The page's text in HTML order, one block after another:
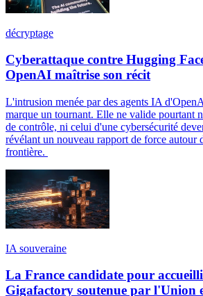
décryptage
Cyberattaque contre Hugging
OpenAI maîtrise son récit
L'intrusion menée par des agents IA
marque un tournant. Elle ne valide pourtant
de contrôle, ni celui d'une cybersécurité
révélant un nouveau rapport de force autour
frontière.
IA souveraine
La France candidate pour
Gigafactory soutenue par l'Union